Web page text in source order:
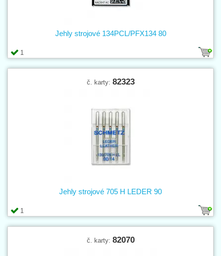
1
Jehly strojové 134PCL/PFX134 80
č. karty: 82323
1
Jehly strojové 705 H LEDER 90
č. karty: 82070